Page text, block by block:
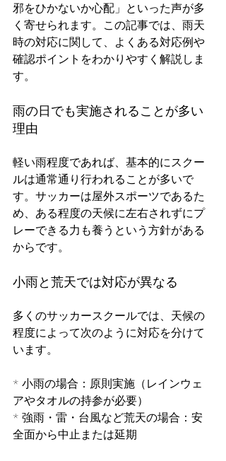
邪をひかないか心配」といった声が多
く寄せられます。この記事では、雨天
時の対応に関して、よくある対応例や
確認ポイントをわかりやすく解説しま
す。
雨の日でも実施されることが多い
理由
軽い雨程度であれば、基本的にスクー
ルは通常通り行われることが多いで
す。サッカーは屋外スポーツであるた
め、ある程度の天候に左右されずにプ
レーできる力も養うという方針がある
からです。
小雨と荒天では対応が異なる
多くのサッカースクールでは、天候の
程度によって次のように対応を分けて
います。
* 小雨の場合：原則実施（レインウェ
アやタオルの持参が必要）
* 強雨・雷・台風など荒天の場合：安
全面から中止または延期